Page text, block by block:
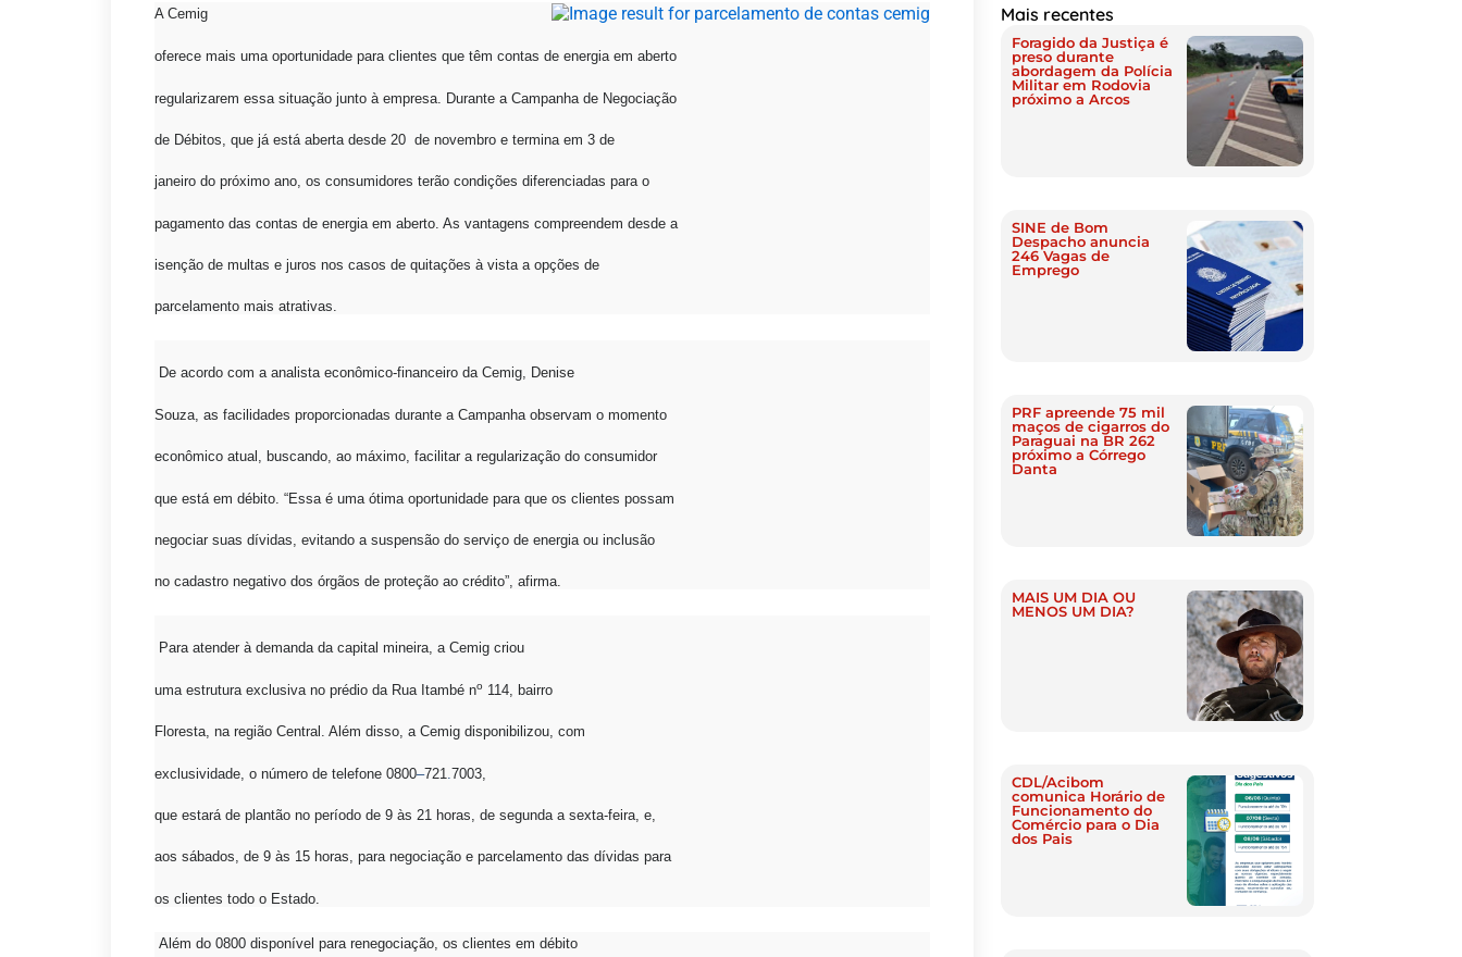
A Cemig
oferece mais uma oportunidade para clientes que têm contas de energia em aberto
regularizarem essa situação junto à empresa. Durante a Campanha de Negociação
de Débitos, que já está aberta desde 20 de novembro e termina em 3 de
janeiro do próximo ano, os consumidores terão condições diferenciadas para o
pagamento das contas de energia em aberto. As vantagens compreendem desde a
isenção de multas e juros nos casos de quitações à vista a opções de
parcelamento mais atrativas.
De acordo com a analista econômico-financeiro da Cemig, Denise
Souza, as facilidades proporcionadas durante a Campanha observam o momento
econômico atual, buscando, ao máximo, facilitar a regularização do consumidor
que está em débito. “Essa é uma ótima oportunidade para que os clientes possam
negociar suas dívidas, evitando a suspensão do serviço de energia ou inclusão
no cadastro negativo dos órgãos de proteção ao crédito”, afirma.
Para atender à demanda da capital mineira, a Cemig criou
uma estrutura exclusiva no prédio da Rua Itambé no 114, bairro
Floresta, na região Central. Além disso, a Cemig disponibilizou, com
exclusividade, o número de telefone 0800–721 7003,
que estará de plantão no período de 9 às 21 horas, de segunda a sexta-feira, e,
aos sábados, de 9 às 15 horas, para negociação e parcelamento das dívidas para
os clientes todo o Estado.
Além do 0800 disponível para renegociação, os clientes em débito
Mais recentes
Foragido da Justiça é
preso durante
abordagem da Polícia
Militar em Rodovia
próximo a Arcos
SINE de Bom
Despacho anuncia
246 Vagas de
Emprego
PRF apreende 75 mil
maços de cigarros do
Paraguai na BR 262
próximo a Córrego
Danta
MAIS UM DIA OU
MENOS UM DIA?
CDL/Acibom
comunica Horário de
Funcionamento do
Comércio para o Dia
dos Pais